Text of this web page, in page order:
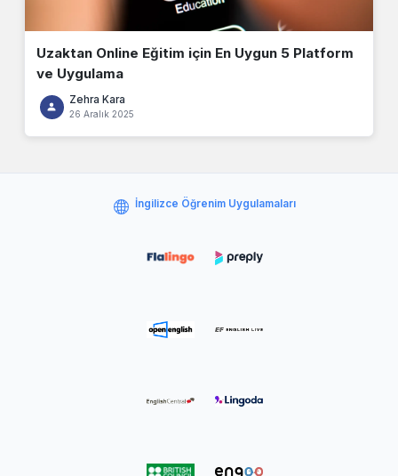
Uzaktan Online Eğitim için En Uygun 5 Platform
ve Uygulama
Zehra Kara
26 Aralık 2025
İngilizce Öğrenim Uygulamaları